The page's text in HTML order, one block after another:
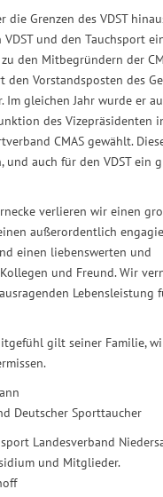
die Grenzen des VDST
VDST und den Tauchsport
den Mitbegründern der
den Vorstandsposten des
Im gleichen Jahr wurde er
des Vizepräsidenten
CMAS gewählt.
und auch für den VDST ein
verlieren wir einen
außerordentlich
einen liebenswerten und
und Freund. Wir
Lebensleistung
gilt seiner Familie,
Deutscher Sporttaucher
Landesverband
und Mitglieder.